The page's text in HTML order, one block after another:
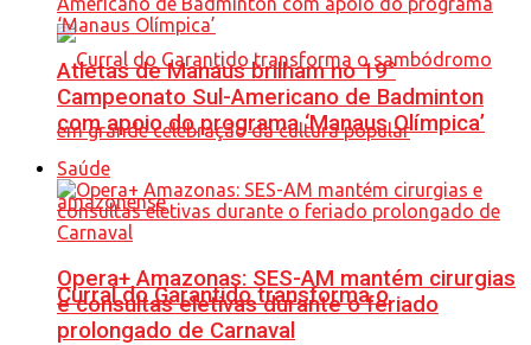
Curral do Garantido transforma o
Atletas de Manaus brilham no 19°
Campeonato Sul-Americano de Badminton
com apoio do programa ‘Manaus Olímpica’
Saúde
Opera+ Amazonas: SES-AM mantém cirurgias
e consultas eletivas durante o feriado
prolongado de Carnaval